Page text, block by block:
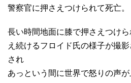
警察官に押さえつけられて死亡。
長い時間地面に膝で押さえつけ
え続けるフロイド氏の様子が撮
され
あっという間に世界で怒りの声が